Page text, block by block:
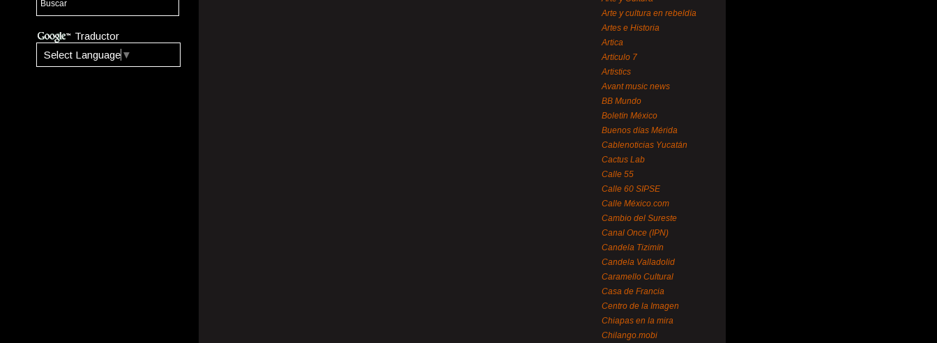
Traductor
Select Language ▼
Arte y cultura en rebeldía
Artes e Historia
Artica
Artículo 7
Artistics
Avant music news
BB Mundo
Boletín México
Buenos días Mérida
Cablenoticias Yucatán
Cactus Lab
Calle 55
Calle 60 SIPSE
Calle México.com
Cambio del Sureste
Canal Once (IPN)
Candela Tizimín
Candela Valladolid
Caramello Cultural
Casa de Francia
Centro de la Imagen
Chiapas en la mira
Chilango.mobi